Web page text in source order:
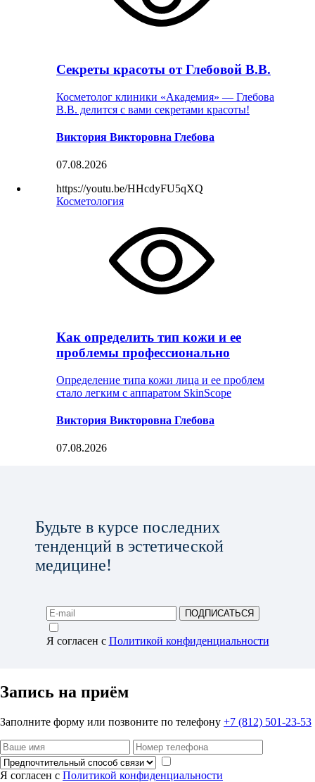
Секреты красоты от Глебовой В.В.
Косметолог клиники «Академия» — Глебова
В.В. делится с вами секретами красоты!
Виктория Викторовна Глебова
07.08.2026
https://youtu.be/HHcdyFU5qXQ
Косметология
Как определить тип кожи и ее
проблемы профессионально
Определение типа кожи лица и ее проблем
стало легким с аппаратом SkinScope
Виктория Викторовна Глебова
07.08.2026
Будьте в курсе последних
тенденций в эстетической
медицине!
ПОДПИСАТЬСЯ
Я согласен с Политикой конфиденциальности
Запись на приём
Заполните форму или позвоните по телефону +7 (812) 501-23-53
Я согласен с Политикой конфиденциальности